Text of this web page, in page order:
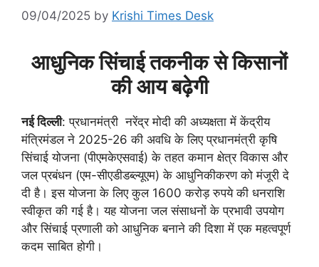
09/04/2025 by Krishi Times Desk
आधुनिक सिंचाई तकनीक से किसानों
की आय बढ़ेगी
नई दिल्ली: प्रधानमंत्री नरेंद्र मोदी की अध्यक्षता में केंद्रीय
मंत्रिमंडल ने 2025-26 की अवधि के लिए प्रधानमंत्री कृषि
सिंचाई योजना (पीएमकेएसवाई) के तहत कमान क्षेत्र विकास और
जल प्रबंधन (एम-सीएडीडब्ल्यूएम) के आधुनिकीकरण को मंजूरी दे
दी है। इस योजना के लिए कुल 1600 करोड़ रुपये की धनराशि
स्वीकृत की गई है। यह योजना जल संसाधनों के प्रभावी उपयोग
और सिंचाई प्रणाली को आधुनिक बनाने की दिशा में एक महत्वपूर्ण
कदम साबित होगी।